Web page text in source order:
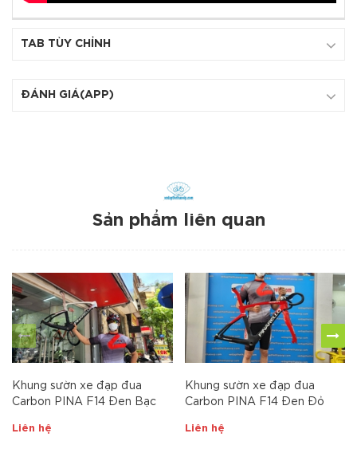
TAB TÙY CHỈNH
ĐÁNH GIÁ(APP)
Sản phẩm liên quan
Khung sườn xe đạp đua
Carbon PINA F14 Đen Bạc
Liên hệ
Khung sườn xe đạp đua
Carbon PINA F14 Đen Đỏ
Liên hệ